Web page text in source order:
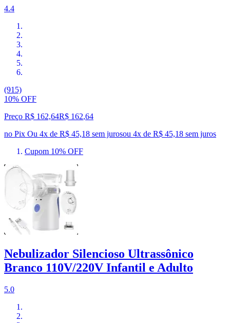
4.4
(915)
10% OFF
Preço R$ 162,64R$ 162,64
no Pix Ou 4x de R$ 45,18 sem jurosou 4x de R$ 45,18 sem juros
Cupom 10% OFF
Nebulizador Silencioso Ultrassônico
Branco 110V/220V Infantil e Adulto
5.0